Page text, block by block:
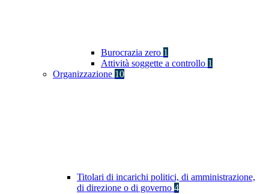
Burocrazia zero 1
Attività soggette a controllo 1
Organizzazione 10
Titolari di incarichi politici, di amministrazione,
di direzione o di governo 4